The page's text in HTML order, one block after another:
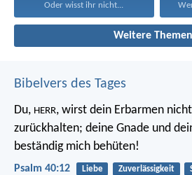
Oder wisst ihr nicht...
Weitere
Bibelvers des Tages
Du, HERR, wirst dein Erbarmen
zurückhalten; deine Gnade und
beständig mich behüten!
Psalm 40:12 Liebe Zuverlässigkeit